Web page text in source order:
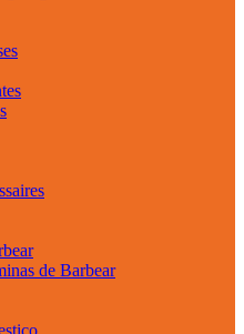
de Barbear